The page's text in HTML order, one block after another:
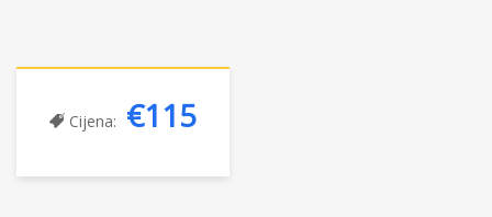
Cijena: €115